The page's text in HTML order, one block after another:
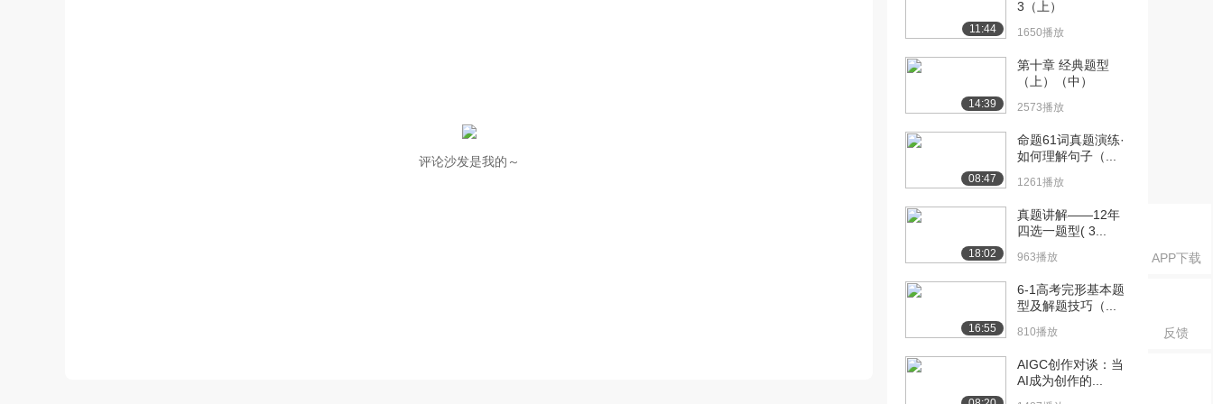
APP下载
反馈
评论沙发是我的～
11:44
3（上）
1650播放
14:39
第十章 经典题型
（上）（中）
2573播放
08:47
命题61词真题演练·
如何理解句子（...
1261播放
18:02
真题讲解——12年
四选一题型( 3...
963播放
16:55
6-1高考完形基本题
型及解题技巧（...
810播放
AIGC创作对谈：当
AI成为创作的...